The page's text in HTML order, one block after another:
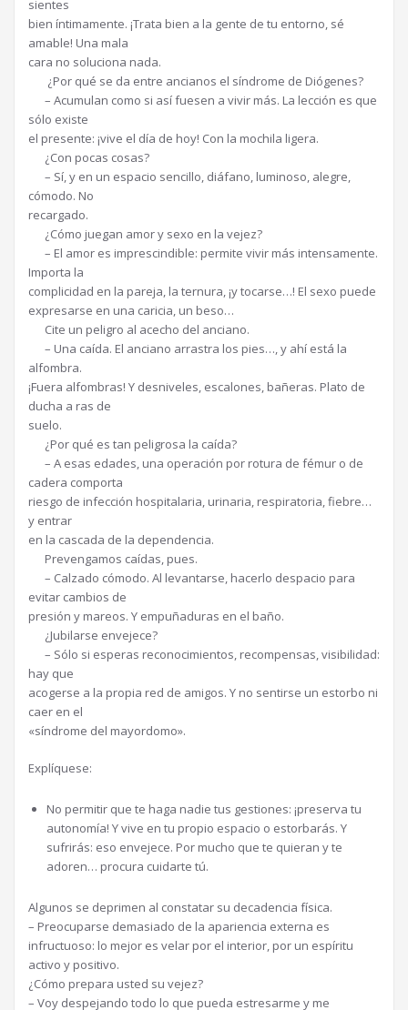
sientes
bien íntimamente. ¡Trata bien a la gente de tu entorno, sé
amable! Una mala
cara no soluciona nada.
¿Por qué se da entre ancianos el síndrome de Diógenes?
– Acumulan como si así fuesen a vivir más. La lección es que
sólo existe
el presente: ¡vive el día de hoy! Con la mochila ligera.
¿Con pocas cosas?
– Sí, y en un espacio sencillo, diáfano, luminoso, alegre,
cómodo. No
recargado.
¿Cómo juegan amor y sexo en la vejez?
– El amor es imprescindible: permite vivir más intensamente.
Importa la
complicidad en la pareja, la ternura, ¡y tocarse…! El sexo puede
expresarse en una caricia, un beso…
Cite un peligro al acecho del anciano.
– Una caída. El anciano arrastra los pies…, y ahí está la
alfombra.
¡Fuera alfombras! Y desniveles, escalones, bañeras. Plato de
ducha a ras de
suelo.
¿Por qué es tan peligrosa la caída?
– A esas edades, una operación por rotura de fémur o de
cadera comporta
riesgo de infección hospitalaria, urinaria, respiratoria, fiebre…
y entrar
en la cascada de la dependencia.
Prevengamos caídas, pues.
– Calzado cómodo. Al levantarse, hacerlo despacio para
evitar cambios de
presión y mareos. Y empuñaduras en el baño.
¿Jubilarse envejece?
– Sólo si esperas reconocimientos, recompensas, visibilidad:
hay que
acogerse a la propia red de amigos. Y no sentirse un estorbo ni
caer en el
«síndrome del mayordomo».
Explíquese:
No permitir que te haga nadie tus gestiones: ¡preserva tu
autonomía! Y vive en tu propio espacio o estorbarás. Y
sufrirás: eso envejece. Por mucho que te quieran y te
adoren… procura cuidarte tú.
Algunos se deprimen al constatar su decadencia física.
– Preocuparse demasiado de la apariencia externa es
infructuoso: lo mejor es velar por el interior, por un espíritu
activo y positivo.
¿Cómo prepara usted su vejez?
– Voy despejando todo lo que pueda estresarme y me